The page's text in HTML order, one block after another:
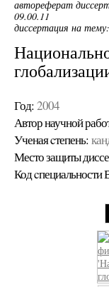
автореферат
09.00.11
диссертация на тему:
Год: 2004
Автор научной
Ученая cтепень:
Место защиты
Код cпециальности